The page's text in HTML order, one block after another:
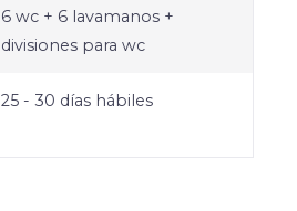
6 wc + 6 lavamanos +
divisiones para wc
25 - 30 días hábiles